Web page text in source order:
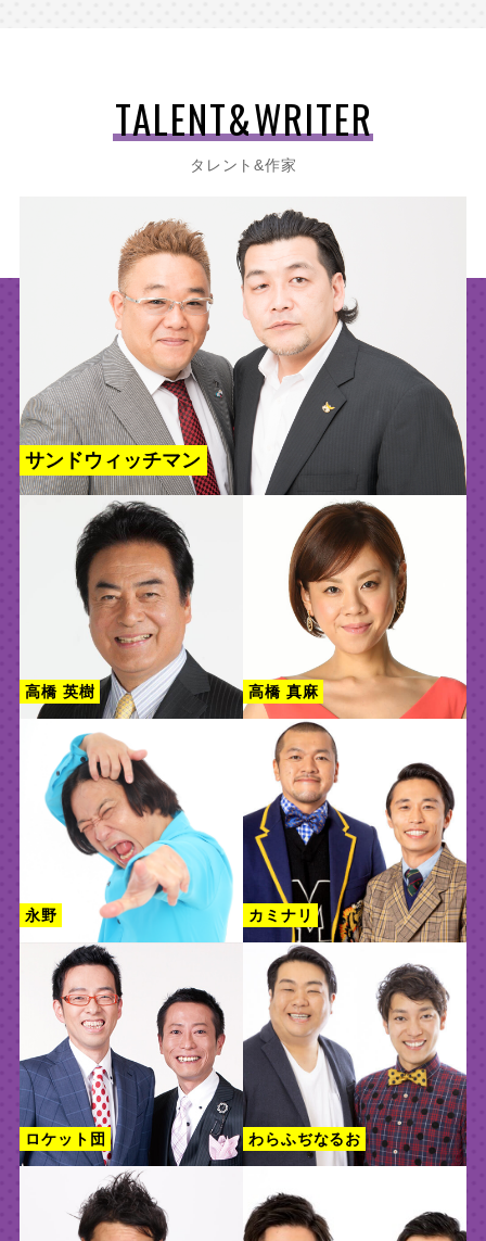
TALENT&WRITER
タレント&作家
サンドウィッチマン
高橋 英樹 高橋 真麻
永野 カミナリ
ロケット団 わらふぢなるお